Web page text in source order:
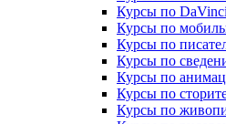
Курсы по
Курсы по
Курсы по
Курсы по
Курсы по
Курсы по
Курсы по